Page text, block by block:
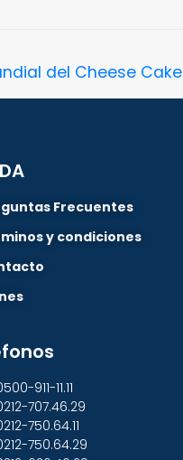
del Cheese Cake
Frecuentes
y condiciones
911-11.11
707.46.29
750.64.11
750.64.29